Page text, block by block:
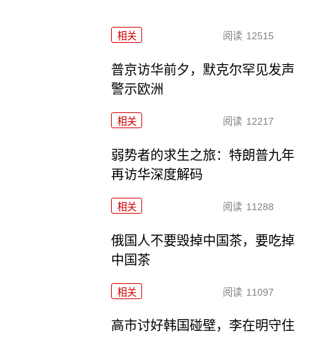
相关 阅读 12515
普京访华前夕，默克尔罕见发声
警示欧洲
相关 阅读 12217
弱势者的求生之旅：特朗普九年
再访华深度解码
相关 阅读 11288
俄国人不要毁掉中国茶，要吃掉
中国茶
相关 阅读 11097
高市讨好韩国碰壁，李在明守住